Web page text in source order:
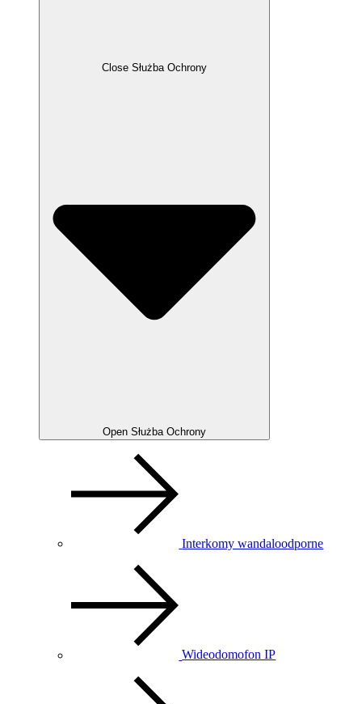
Close Służba Ochrony
Open Służba Ochrony
Interkomy wandaloodporne
Wideodomofon IP